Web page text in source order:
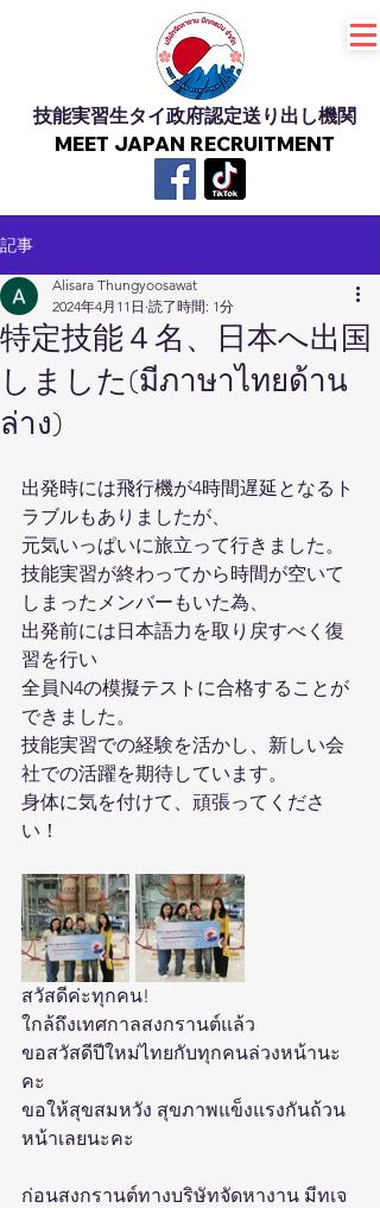
MEET JAPAN RECRUITMENT
技能実習生タイ政府認定送り出し機関
記事
特定技能４名、日本へ出国
しました(มีภาษาไทยด้าน
ล่าง)
Alisara Thungyoosawat
2024年4月11日 読了時間: 1分
出発時には飛行機が4時間遅延となるト
ラブルもありましたが、
元気いっぱいに旅立って行きました。
技能実習が終わってから時間が空いて
しまったメンバーもいた為、
出発前には日本語力を取り戻すべく復
習を行い
全員N4の模擬テストに合格することが
できました。
技能実習での経験を活かし、新しい会
社での活躍を期待しています。
身体に気を付けて、頑張ってくださ
い！
สวัสดีค่ะทุกคน!
ใกล้ถึงเทศกาล​สงกรานต์​แล้ว
ขอสวัสดี​ปีใหม่ไทยกับทุกคนล่วงหน้านะ
คะ
ขอให้สุขสมหวัง สุขภาพ​แข็งแรงกันถ้วน
หน้าเลยนะคะ
ก่อนสงกรานต์​ทางบริษัท​จัดหางาน มีทเจ